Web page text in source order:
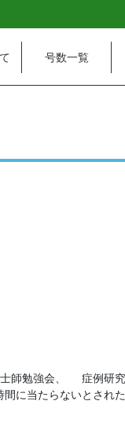
号数一覧
師勉強会、 症例研
に当たらないとされ